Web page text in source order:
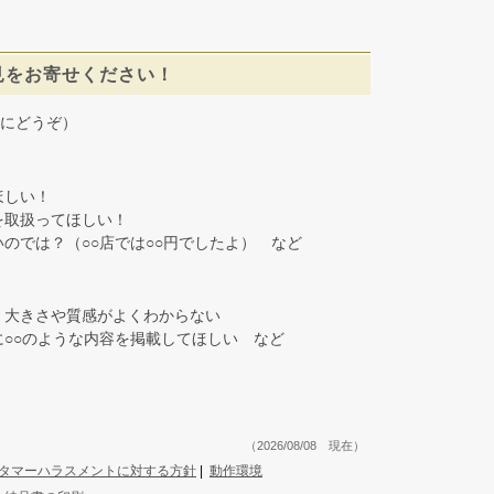
お寄せください！
どうぞ）
い！
扱ってほしい！
では？（○○店では○○円でしたよ） など
きさや質感がよくわからない
のような内容を掲載してほしい など
（2026/08/08 現在）
マーハラスメントに対する方針
動作環境